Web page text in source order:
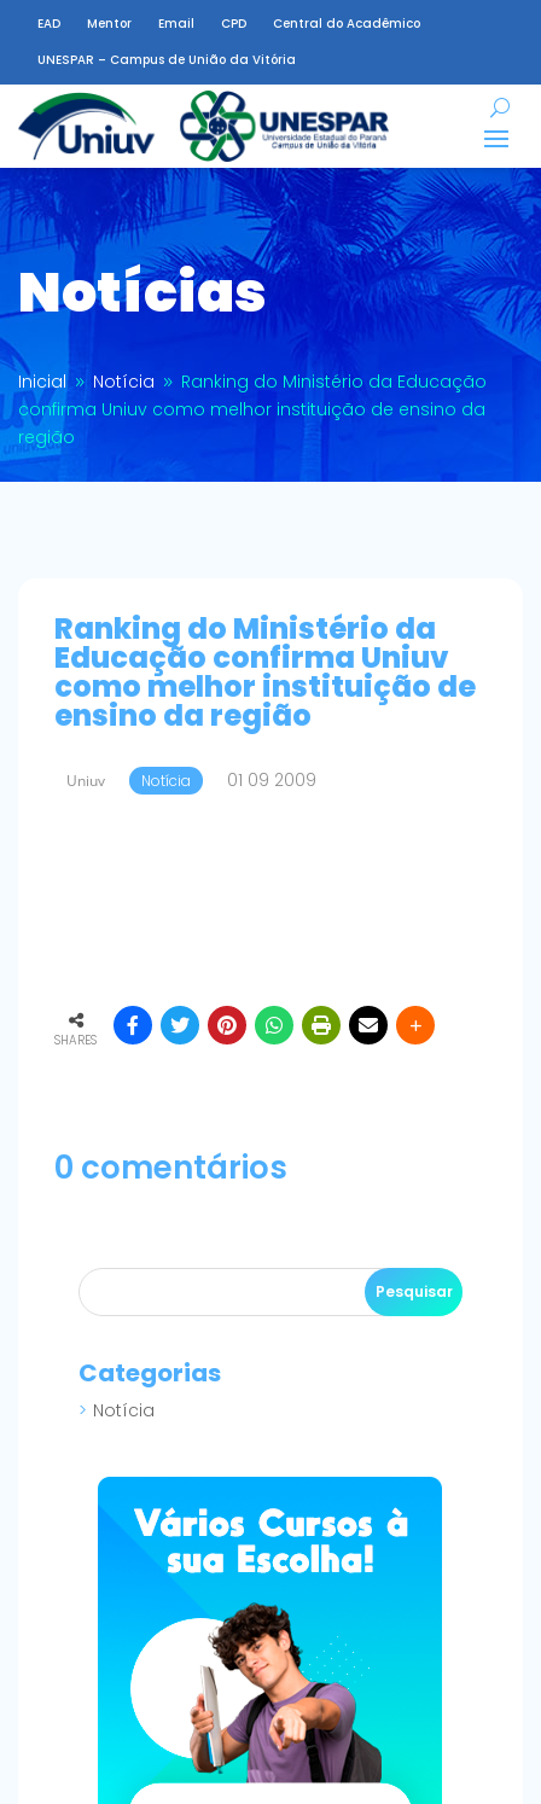
EAD Mentor Email CPD
Central do Acadêmico
UNESPAR – Campus de União da Vitória
Notícias
Inicial 9 Notícia 9 Ranking do Ministério da Educação
confirma Uniuv como melhor instituição de ensino da
região
Ranking do Ministério da
Educação confirma Uniuv
como melhor instituição de
ensino da região
Uniuv Notícia 01 09 2009
SHARES
0 comentários
Categorias
Notícia